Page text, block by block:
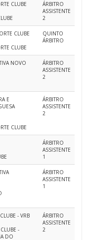
CLUBE
ÁRBITRO
ASSISTENTE
2
CLUBE
CLUBE
QUINTO
ÁRBITRO
NOVO
ÁRBITRO
ASSISTENTE
2
E
CLUBE
ÁRBITRO
ASSISTENTE
2
ÁRBITRO
ASSISTENTE
1
ÁRBITRO
ASSISTENTE
1
- VRB
-
DO
ÁRBITRO
ASSISTENTE
2